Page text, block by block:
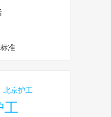
准
北京护工
工